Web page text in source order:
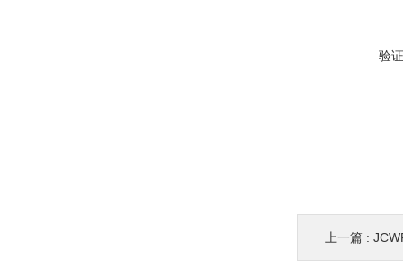
验
上一篇 :